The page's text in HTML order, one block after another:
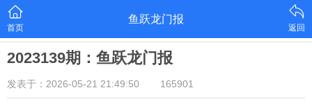
首页
鱼跃龙门报
返回
2023139期：鱼跃龙门报
发表于：2026-05-21 21:49:50 165901